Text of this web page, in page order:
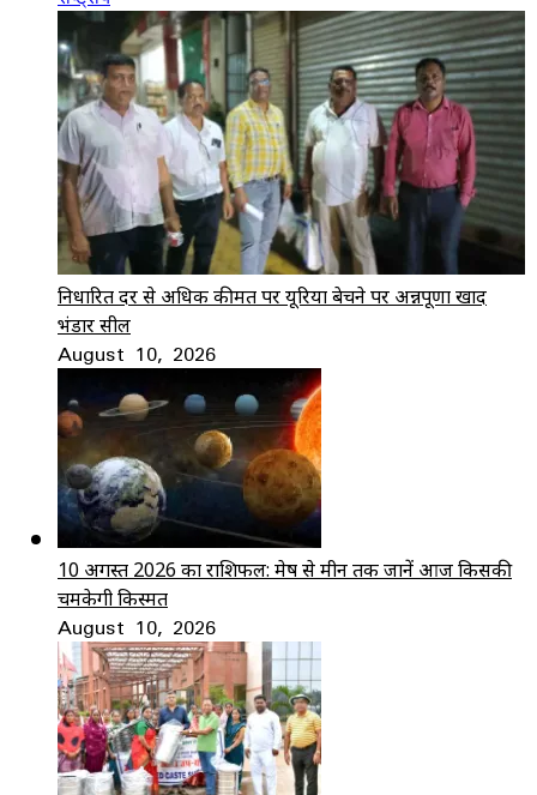
निर्धारित दर से अधिक कीमत पर यूरिया बेचने पर अन्नपूर्णा खाद
भंडार सील
August 10, 2026
10 अगस्त 2026 का राशिफल: मेष से मीन तक जानें आज किसकी
चमकेगी किस्मत
August 10, 2026